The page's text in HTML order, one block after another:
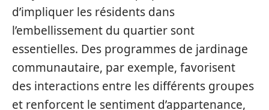
d’impliquer les résidents dans
l’embellissement du quartier sont
essentielles. Des programmes de jardinage
communautaire, par exemple, favorisent
des interactions entre les différents groupes
et renforcent le sentiment d’appartenance,